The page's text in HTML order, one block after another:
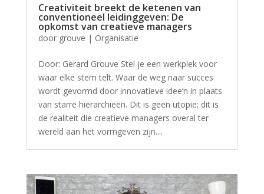
Creativiteit breekt de ketenen van
conventioneel leidinggeven: De
opkomst van creatieve managers
door grouve | Organisatie
Door: Gerard Grouve Stel je een werkplek voor
waar elke stem telt. Waar de weg naar succes
wordt gevormd door innovatieve idee‘n in plaats
van starre hiërarchieën. Dit is geen utopie; dit is
de realiteit die creatieve managers overal ter
wereld aan het vormgeven zijn....